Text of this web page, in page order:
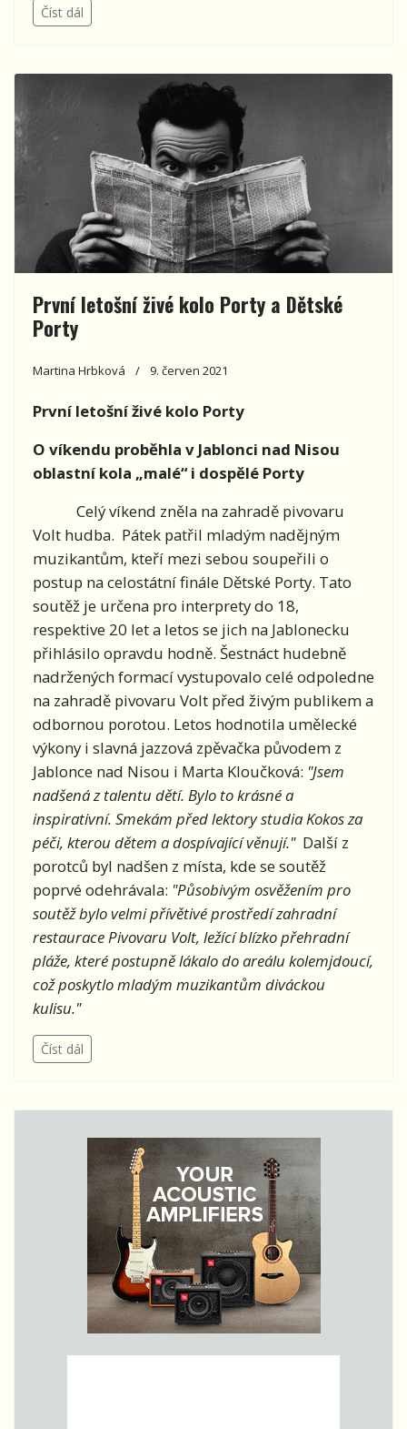
Číst dál
První letošní živé kolo Porty a Dětské
Porty
Martina Hrbková 9. červen 2021
První letošní živé kolo Porty
O víkendu proběhla v Jablonci nad Nisou
oblastní kola „malé“ i dospělé Porty
Celý víkend zněla na zahradě pivovaru
Volt hudba. Pátek patřil mladým nadějným
muzikantům, kteří mezi sebou soupeřili o
postup na celostátní finále Dětské Porty. Tato
soutěž je určena pro interprety do 18,
respektive 20 let a letos se jich na Jablonecku
přihlásilo opravdu hodně. Šestnáct hudebně
nadržených formací vystupovalo celé odpoledne
na zahradě pivovaru Volt před živým publikem a
odbornou porotou. Letos hodnotila umělecké
výkony i slavná jazzová zpěvačka původem z
Jablonce nad Nisou i Marta Kloučková: "Jsem
nadšená z talentu dětí. Bylo to krásné a
inspirativní. Smekám před lektory studia Kokos za
péči, kterou dětem a dospívající věnují."Další z
porotců byl nadšen z místa, kde se soutěž
poprvé odehrávala: "Působivým osvěžením pro
soutěž bylo velmi přívětivé prostředí zahradní
restaurace Pivovaru Volt, ležící blízko přehradní
pláže, které postupně lákalo do areálu kolemjdoucí,
což poskytlo mladým muzikantům diváckou
kulisu."
Číst dál